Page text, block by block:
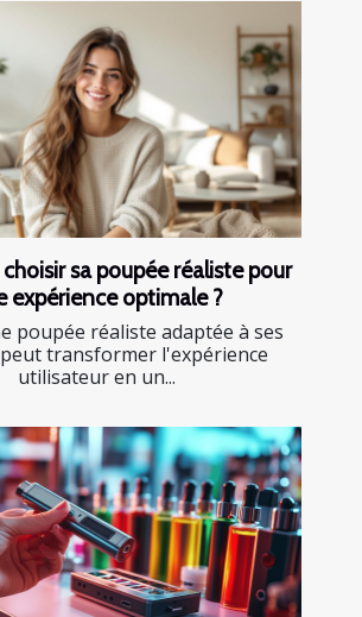
sa poupée réaliste pour
expérience optimale ?
poupée réaliste adaptée à ses
transformer l'expérience
utilisateur en un...